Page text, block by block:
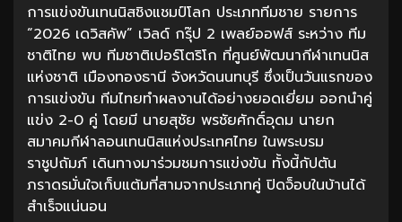
การแข่งขันเทนนิสชิงแชมป์โลก ประเภททีมชาย รายการ
“2026 เดวิสคัพ” เวิลด์ กรุ๊ป 2 เพลย์ออฟส์ ระหว่าง ทีม
ชาติไทย พบ ทีมชาติเปอร์โตริโก ที่ศูนย์พัฒนากีฬาเทนนิส
แห่งชาติ เมืองทองธานี จังหวัดนนทบุรี ซึ่งเป็นวันแรกของ
การแข่งขัน ทีมไทยทำผลงานได้อย่างยอดเยี่ยม ออกนำคู่
แข่ง 2-0 คู่ โดยมี นายสุชัย พรชัยศักดิ์อุดม นายก
สมาคมกีฬาลอนเทนนิสแห่งประเทศไทย ในพระบรม
ราชูปถัมภ์ เดินทางมาร่วมชมการแข่งขัน ทั้งนี้กัปตัน
ภราดรมั่นใจเก็บแต้มที่สามจากประเภทคู่ ปิดจ็อบในบ้านได้
สำเร็จแน่นอน